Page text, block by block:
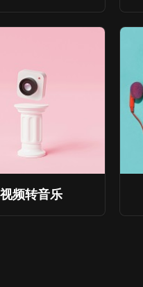
视频转音乐